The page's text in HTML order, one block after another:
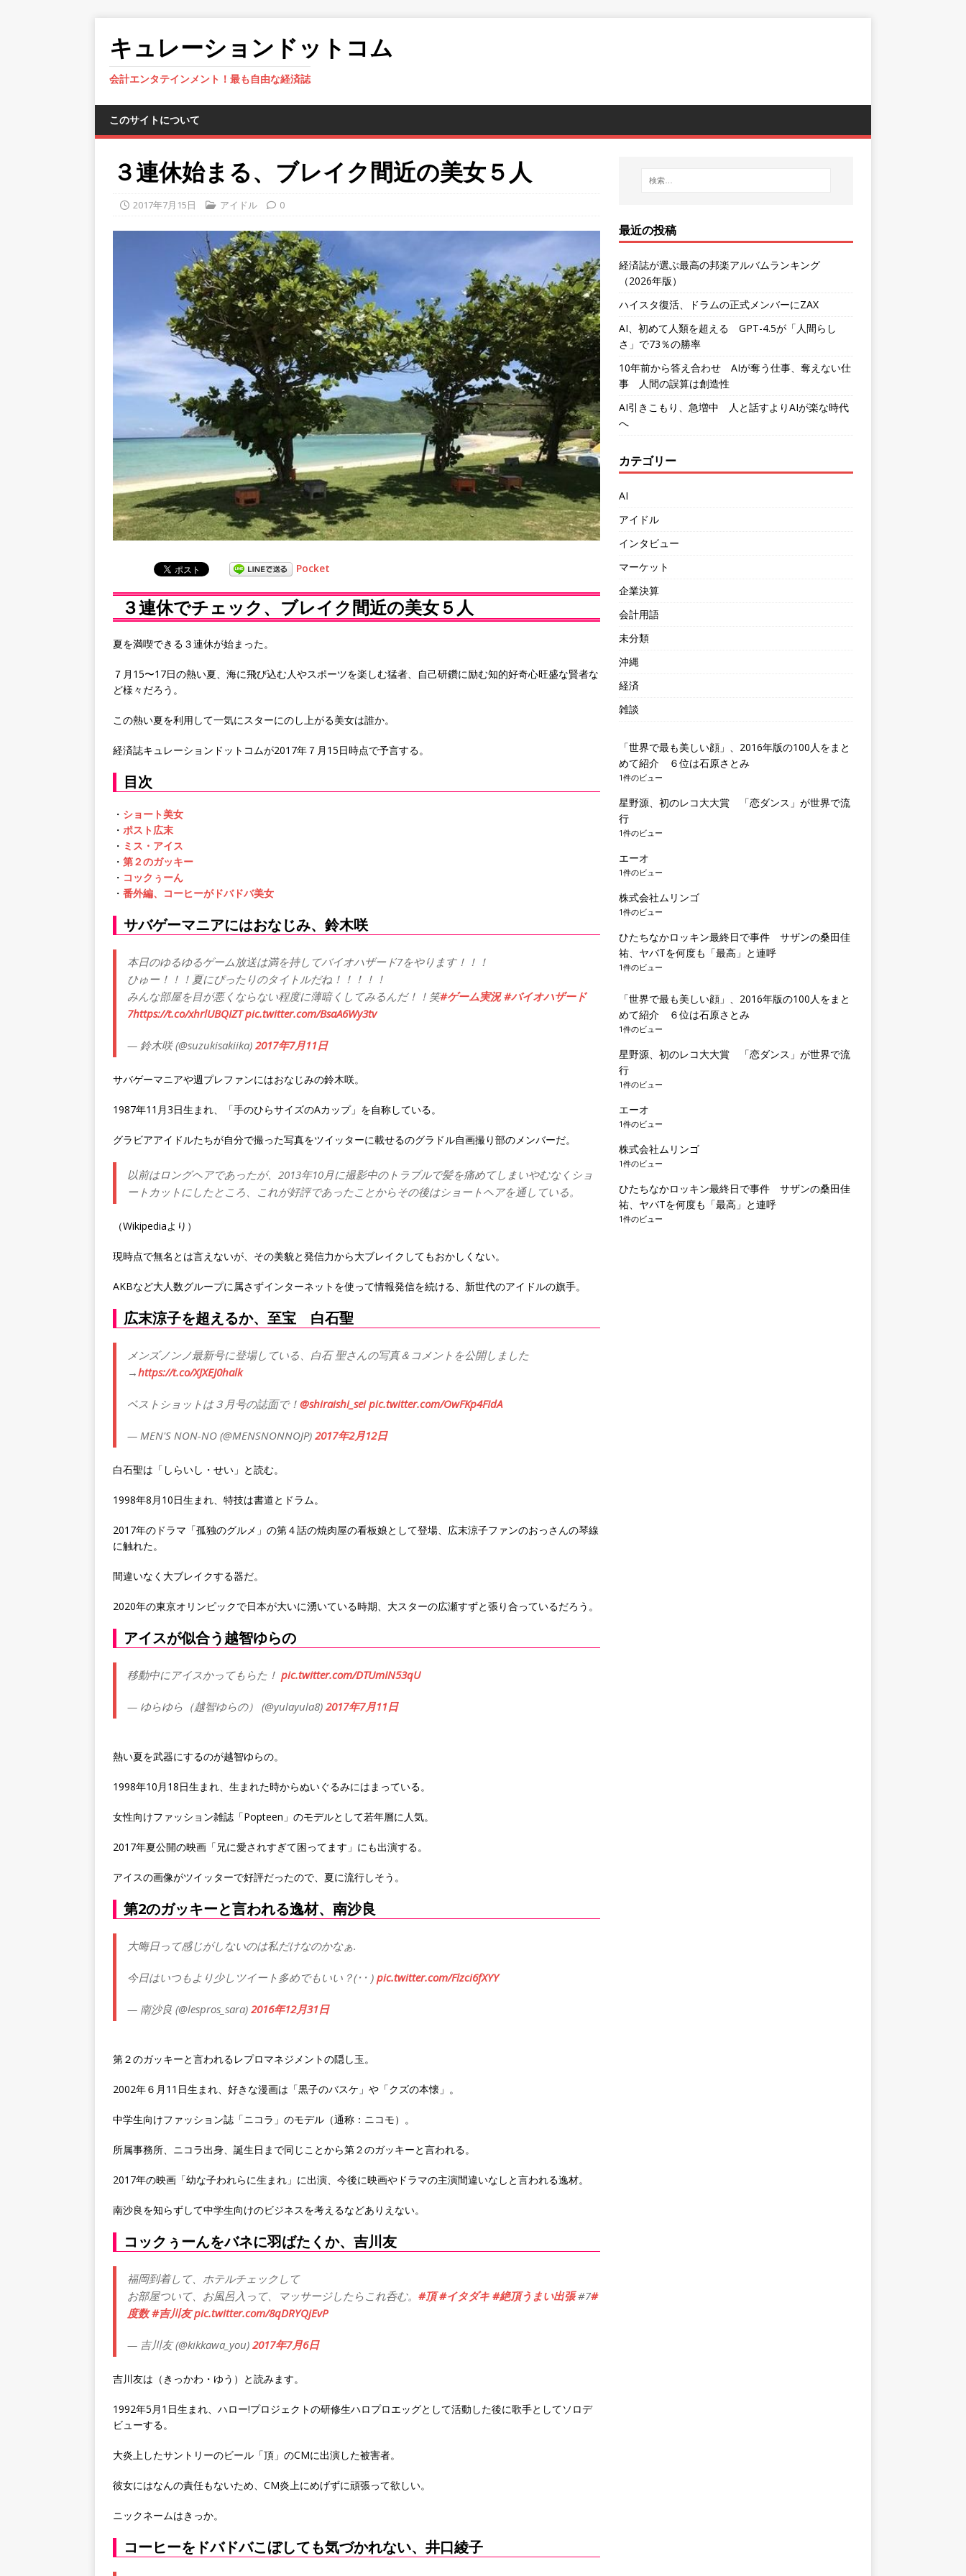
キュレーションドットコム
会計エンタテインメント！最も自由な経済誌
このサイトについて
３連休始まる、ブレイク間近の美女５人
2017年7月15日 アイドル 0
Pocket
３連休でチェック、ブレイク間近の美女５人
夏を満喫できる３連休が始まった。
７月15〜17日の熱い夏、海に飛び込む人やスポーツを楽しむ猛者、自己研鑽に励む知的好奇心旺盛な賢者な
ど様々だろう。
この熱い夏を利用して一気にスターにのし上がる美女は誰か。
経済誌キュレーションドットコムが2017年７月15日時点で予言する。
目次
・ ショート美女
・ ポスト広末
・ ミス・アイス
・ 第２のガッキー
・ コックぅーん
・ 番外編、コーヒーがドバドバ美女
サバゲーマニアにはおなじみ、鈴木咲
本日のゆるゆるゲーム放送は満を持してバイオハザード7をやります！！！
ひゅー！！！夏にぴったりのタイトルだね！！！！！
みんな部屋を目が悪くならない程度に薄暗くしてみるんだ！！笑#ゲーム実況 #バイオハザード
7https://t.co/xhrlUBQIZT pic.twitter.com/BsaA6Wy3tv
— 鈴木咲 (@suzukisakiika) 2017年7月11日
サバゲーマニアや週プレファンにはおなじみの鈴木咲。
1987年11月3日生まれ、「手のひらサイズのAカップ」を自称している。
グラビアアイドルたちが自分で撮った写真をツイッターに載せるのグラドル自画撮り部のメンバーだ。
以前はロングヘアであったが、2013年10月に撮影中のトラブルで髪を痛めてしまいやむなくショ
ートカットにしたところ、これが好評であったことからその後はショートヘアを通している。
（Wikipediaより）
現時点で無名とは言えないが、その美貌と発信力から大ブレイクしてもおかしくない。
AKBなど大人数グループに属さずインターネットを使って情報発信を続ける、新世代のアイドルの旗手。
広末涼子を超えるか、至宝 白石聖
メンズノンノ最新号に登場している、白石 聖さんの写真＆コメントを公開しました
→https://t.co/XJXEJ0halk
ベストショットは３月号の誌面で！ @shiraishi_sei pic.twitter.com/OwFKp4FIdA
— MEN'S NON-NO (@MENSNONNOJP) 2017年2月12日
白石聖は「しらいし・せい」と読む。
1998年8月10日生まれ、特技は書道とドラム。
2017年のドラマ「孤独のグルメ」の第４話の焼肉屋の看板娘として登場、広末涼子ファンのおっさんの琴線
に触れた。
間違いなく大ブレイクする器だ。
2020年の東京オリンピックで日本が大いに湧いている時期、大スターの広瀬すずと張り合っているだろう。
アイスが似合う越智ゆらの
移動中にアイスかってもらた！ pic.twitter.com/DTUmIN53qU
— ゆらゆら（越智ゆらの） (@yulayula8) 2017年7月11日
熱い夏を武器にするのが越智ゆらの。
1998年10月18日生まれ、生まれた時からぬいぐるみにはまっている。
女性向けファッション雑誌「Popteen」のモデルとして若年層に人気。
2017年夏公開の映画「兄に愛されすぎて困ってます」にも出演する。
アイスの画像がツイッターで好評だったので、夏に流行しそう。
第2のガッキーと言われる逸材、南沙良
大晦日って感じがしないのは私だけなのかなぁ.
今日はいつもより少しツイート多めでもいい？(･･ ) pic.twitter.com/Flzci6fXYY
— 南沙良 (@lespros_sara) 2016年12月31日
第２のガッキーと言われるレプロマネジメントの隠し玉。
2002年６月11日生まれ、好きな漫画は「黒子のバスケ」や「クズの本懐」。
中学生向けファッション誌「ニコラ」のモデル（通称：ニコモ）。
所属事務所、ニコラ出身、誕生日まで同じことから第２のガッキーと言われる。
2017年の映画「幼な子われらに生まれ」に出演、今後に映画やドラマの主演間違いなしと言われる逸材。
南沙良を知らずして中学生向けのビジネスを考えるなどありえない。
コックぅーんをバネに羽ばたくか、吉川友
福岡到着して、ホテルチェックして
お部屋ついて、お風呂入って、マッサージしたらこれ呑む。 #頂 #イタダキ #絶頂うまい出張#7#
度数 #吉川友 pic.twitter.com/8qDRYQjEvP
— 吉川友 (@kikkawa_you) 2017年7月6日
吉川友は（きっかわ・ゆう）と読みます。
1992年5月1日生まれ、ハロー!プロジェクトの研修生ハロプロエッグとして活動した後に歌手としてソロデ
ビューする。
大炎上したサントリーのビール「頂」のCMに出演した被害者。
彼女にはなんの責任もないため、CM炎上にめげずに頑張って欲しい。
ニックネームはきっか。
コーヒーをドバドバこぼしても気づかれない、井口綾子
最近の投稿
経済誌が選ぶ最高の邦楽アルバムランキング
（2026年版）
ハイスタ復活、ドラムの正式メンバーにZAX
AI、初めて人類を超える GPT-4.5が「人間らし
さ」で73％の勝率
10年前から答え合わせ AIが奪う仕事、奪えない仕
事 人間の誤算は創造性
AI引きこもり、急増中 人と話すよりAIが楽な時代
へ
カテゴリー
AI
アイドル
インタビュー
マーケット
企業決算
会計用語
未分類
沖縄
経済
雑談
「世界で最も美しい顔」、2016年版の100人をまと
めて紹介 ６位は石原さとみ
1件のビュー
星野源、初のレコ大大賞 「恋ダンス」が世界で流
行
1件のビュー
エーオ
1件のビュー
株式会社ムリンゴ
1件のビュー
ひたちなかロッキン最終日で事件 サザンの桑田佳
祐、ヤバTを何度も「最高」と連呼
1件のビュー
「世界で最も美しい顔」、2016年版の100人をまと
めて紹介 ６位は石原さとみ
1件のビュー
星野源、初のレコ大大賞 「恋ダンス」が世界で流
行
1件のビュー
エーオ
1件のビュー
株式会社ムリンゴ
1件のビュー
ひたちなかロッキン最終日で事件 サザンの桑田佳
祐、ヤバTを何度も「最高」と連呼
1件のビュー